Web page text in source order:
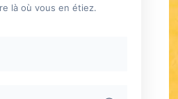
là où vous en étiez.